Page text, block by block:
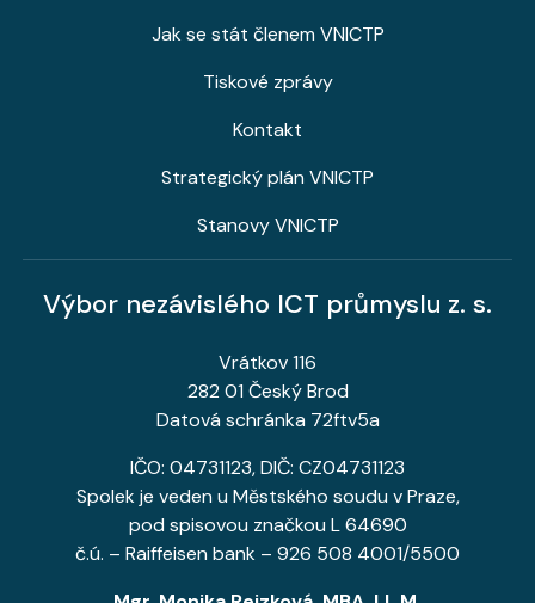
Jak se stát členem VNICTP
Tiskové zprávy
Kontakt
Strategický plán VNICTP
Stanovy VNICTP
Výbor nezávislého ICT průmyslu z. s.
Vrátkov 116
282 01 Český Brod
Datová schránka 72ftv5a
IČO: 04731123, DIČ: CZ04731123
Spolek je veden u Městského soudu v Praze,
pod spisovou značkou L 64690
č.ú. – Raiffeisen bank – 926 508 4001/5500